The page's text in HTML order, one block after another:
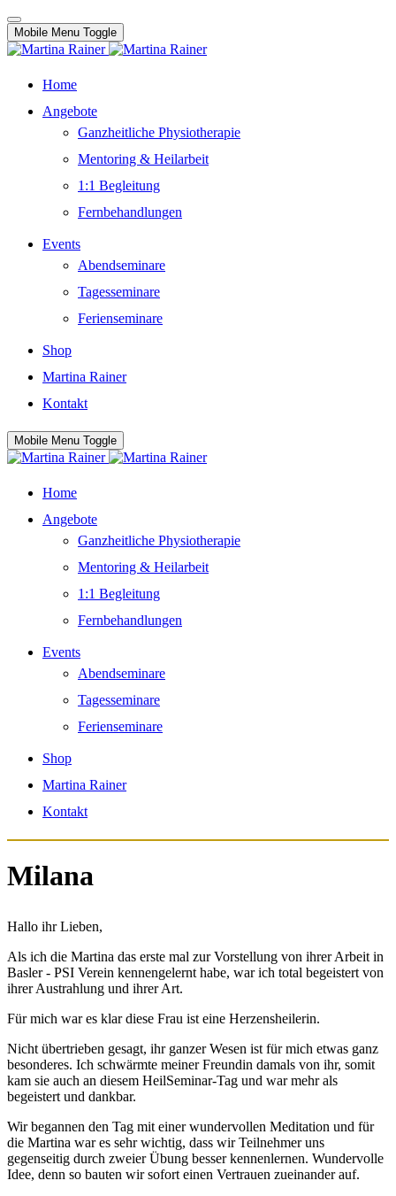
Mobile Menu Toggle
Home
Angebote
Ganzheitliche Physiotherapie
Mentoring & Heilarbeit
1:1 Begleitung
Fernbehandlungen
Events
Abendseminare
Tagesseminare
Ferienseminare
Shop
Martina Rainer
Kontakt
Mobile Menu Toggle
Home
Angebote
Ganzheitliche Physiotherapie
Mentoring & Heilarbeit
1:1 Begleitung
Fernbehandlungen
Events
Abendseminare
Tagesseminare
Ferienseminare
Shop
Martina Rainer
Kontakt
Milana
Hallo ihr Lieben,
Als ich die Martina das erste mal zur Vorstellung von ihrer Arbeit in
Basler - PSI Verein kennengelernt habe, war ich total begeistert von
ihrer Austrahlung und ihrer Art.
Für mich war es klar diese Frau ist eine Herzensheilerin.
Nicht übertrieben gesagt, ihr ganzer Wesen ist für mich etwas ganz
besonderes. Ich schwärmte meiner Freundin damals von ihr, somit
kam sie auch an diesem HeilSeminar-Tag und war mehr als
begeistert und dankbar.
Wir begannen den Tag mit einer wundervollen Meditation und für
die Martina war es sehr wichtig, dass wir Teilnehmer uns
gegenseitig durch zweier Übung besser kennenlernen. Wundervolle
Idee, denn so bauten wir sofort einen Vertrauen zueinander auf.